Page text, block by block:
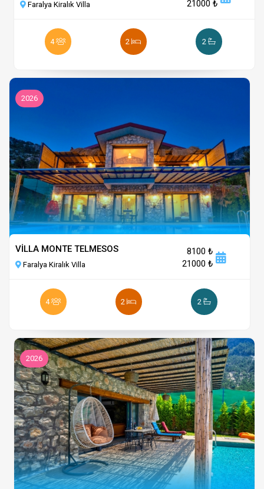
Faralya Kiralık Villa 21000 ₺
4 2 2
2026
VİLLA MONTE TELMESOS
Faralya Kiralık Villa
8100 ₺
21000 ₺
4 2 2
2026